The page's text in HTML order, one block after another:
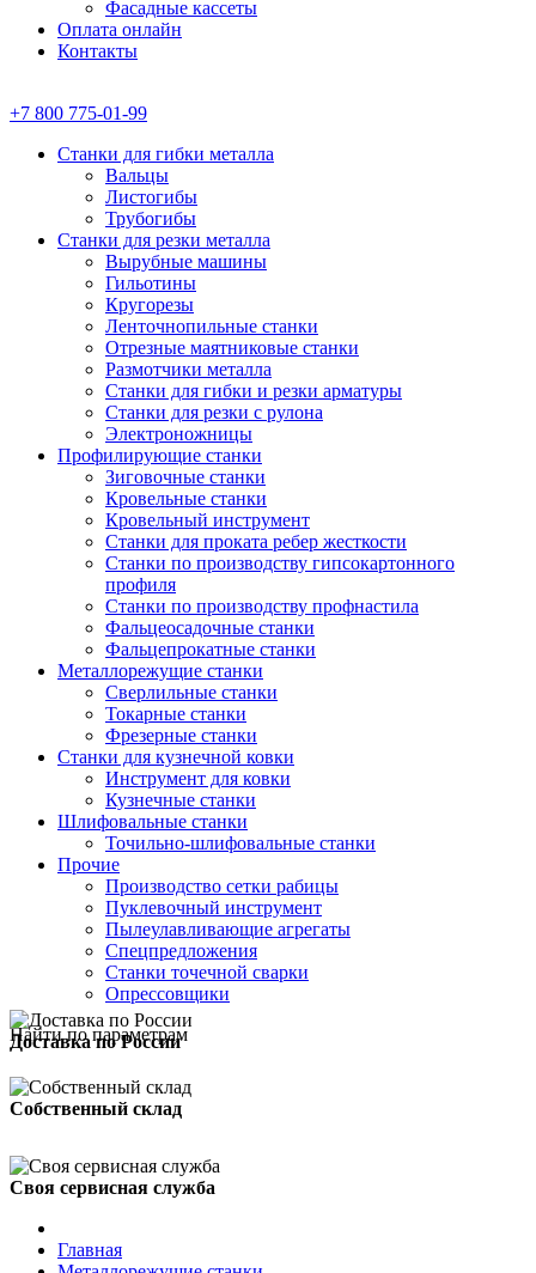
Фасадные кассеты
Оплата онлайн
Контакты
+7 800 775-01-99
Станки для гибки металла
Вальцы
Листогибы
Трубогибы
Станки для резки металла
Вырубные машины
Гильотины
Кругорезы
Ленточнопильные станки
Отрезные маятниковые станки
Размотчики металла
Станки для гибки и резки арматуры
Станки для резки с рулона
Электроножницы
Профилирующие станки
Зиговочные станки
Кровельные станки
Кровельный инструмент
Станки для проката ребер жесткости
Станки по производству гипсокартонного
профиля
Станки по производству профнастила
Фальцеосадочные станки
Фальцепрокатные станки
Металлорежущие станки
Сверлильные станки
Токарные станки
Фрезерные станки
Станки для кузнечной ковки
Инструмент для ковки
Кузнечные станки
Шлифовальные станки
Точильно-шлифовальные станки
Прочие
Производство сетки рабицы
Пуклевочный инструмент
Пылеулавливающие агрегаты
Спецпредложения
Станки точечной сварки
Опрессовщики
Найти по параметрам
Доставка по России
Собственный склад
Своя сервисная служба
Главная